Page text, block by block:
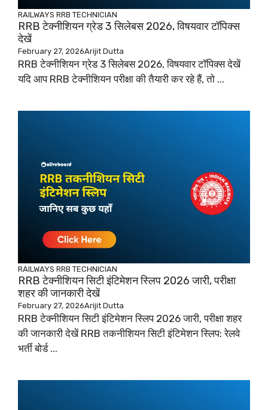
RAILWAYS RRB TECHNICIAN
RRB टेक्नीशियन ग्रेड 3 सिलेबस 2026, विषयवार टॉपिक्स
देखें
February 27, 2026Arijit Dutta
RRB टेक्नीशियन ग्रेड 3 सिलेबस 2026, विषयवार टॉपिक्स देखें
यदि आप RRB टेक्नीशियन परीक्षा की तैयारी कर रहे हैं, तो ...
RAILWAYS RRB TECHNICIAN
RRB टेक्नीशियन सिटी इंटिमेशन स्लिप 2026 जारी, परीक्षा
शहर की जानकारी देखें
February 27, 2026Arijit Dutta
RRB टेक्नीशियन सिटी इंटिमेशन स्लिप 2026 जारी, परीक्षा शहर
की जानकारी देखें RRB तकनीशियन सिटी इंटिमेशन स्लिप: रेलवे
भर्ती बोर्ड ...